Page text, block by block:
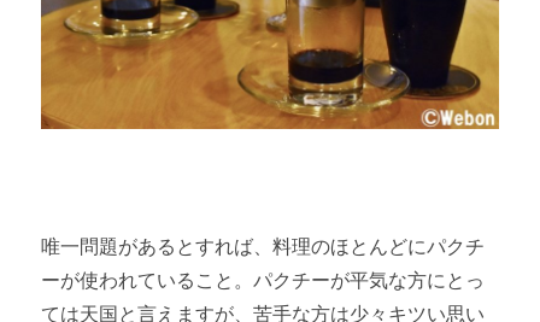
唯一問題があるとすれば、料理のほとんどにパクチ
ーが使われていること。パクチーが平気な方にとっ
ては天国と言えますが、苦手な方は少々キツい思い